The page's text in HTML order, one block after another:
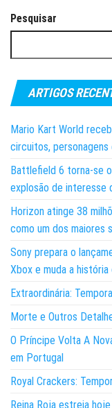
dos
conteúdos
Pesquisar
ARTIGOS
Mario Kart World
circuitos, personagens
Battlefield 6 torna-se
explosão de interesse
Horizon atinge 38
como um dos maiores
Sony prepara o
Xbox e muda a
Extraordinária:
Morte e Outros
O Príncipe Volta A
em Portugal
Royal Crackers:
Reina Roja estreia